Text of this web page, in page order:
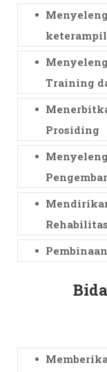
Training
Prosiding